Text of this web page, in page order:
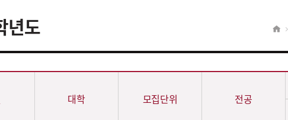
입시자료신청
년도
대학 모집단위 전공